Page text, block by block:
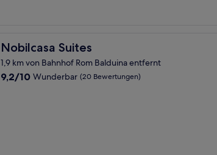
Nobilcasa Suites
Nobilcasa Suites
1,9 km von Bahnhof Rom Balduina entfernt
9.2
9,2/10 Wunderbar (20 Bewertungen)